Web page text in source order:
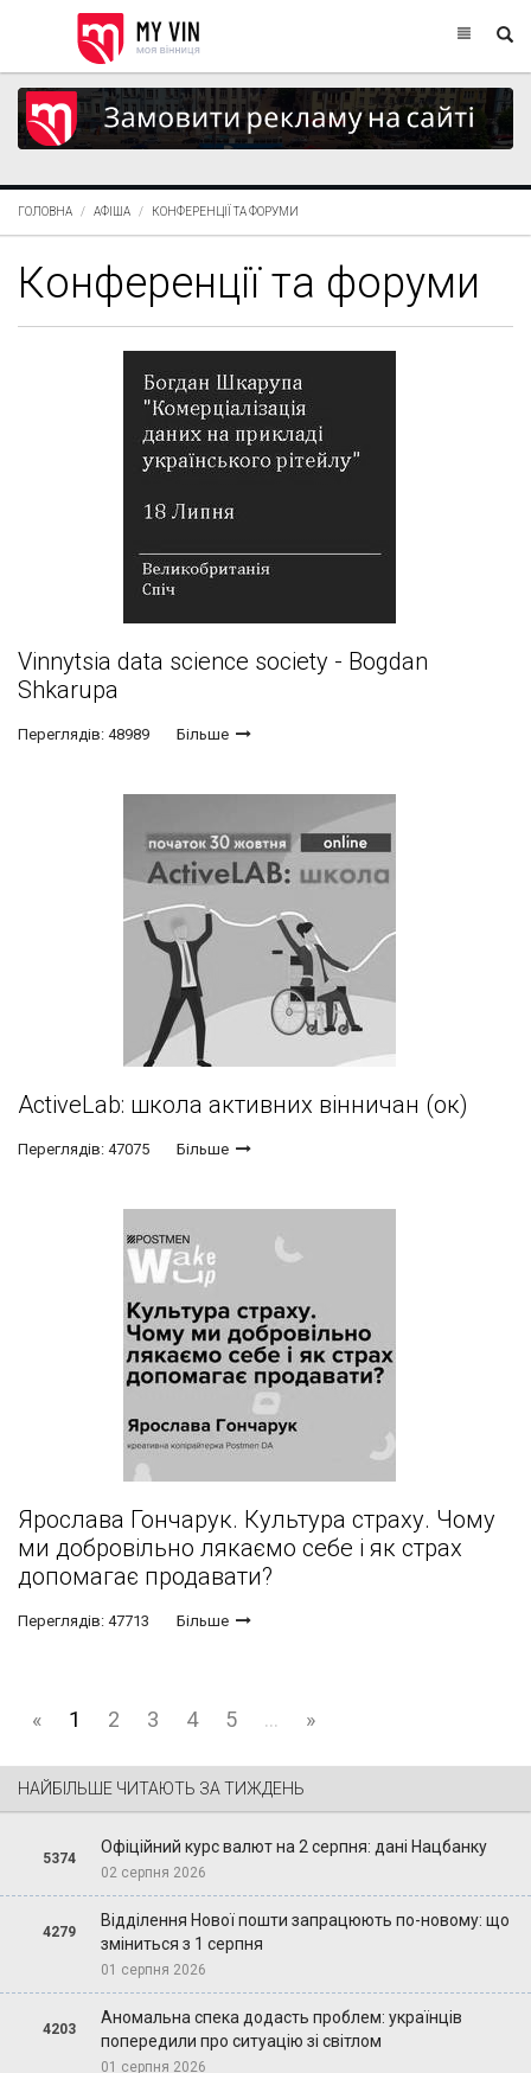
ГОЛОВНА АФІША КОНФЕРЕНЦІЇ ТА ФОРУМИ
Конференції та форуми
Vinnytsia data science society - Bogdan
Shkarupa
Переглядів: 48989 Більше
ActiveLab: школа активних вінничан (ок)
Переглядів: 47075 Більше
Ярослава Гончарук. Культура страху. Чому
ми добровільно лякаємо себе і як страх
допомагає продавати?
Переглядів: 47713 Більше
« 1 2 3 4 5 ... »
НАЙБІЛЬШЕ ЧИТАЮТЬ ЗА ТИЖДЕНЬ
5374
Офіційний курс валют на 2 серпня: дані Нацбанку
02 серпня 2026
4279
Відділення Нової пошти запрацюють по-новому: що
зміниться з 1 серпня
01 серпня 2026
4203
Аномальна спека додасть проблем: українців
попередили про ситуацію зі світлом
01 серпня 2026